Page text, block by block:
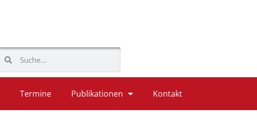
Termine Publikationen Kontakt